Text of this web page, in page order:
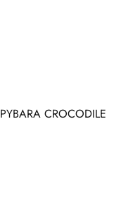
CROCODILE